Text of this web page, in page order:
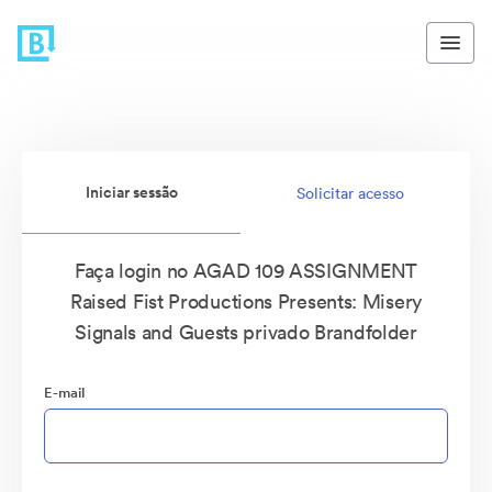
Iniciar sessão Solicitar acesso
Faça login no AGAD 109 ASSIGNMENT
Raised Fist Productions Presents: Misery
Signals and Guests privado Brandfolder
E-mail